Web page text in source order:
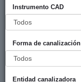
Instrumento CAD
Forma de canalización
Entidad canalizadora
Siwatulin:
fortalecimiento
feminista y de
la promoción
de derecho a
vidas libres de
violencia de